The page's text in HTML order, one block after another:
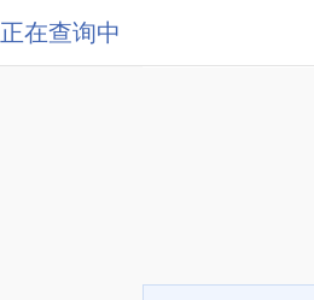
正在查询中